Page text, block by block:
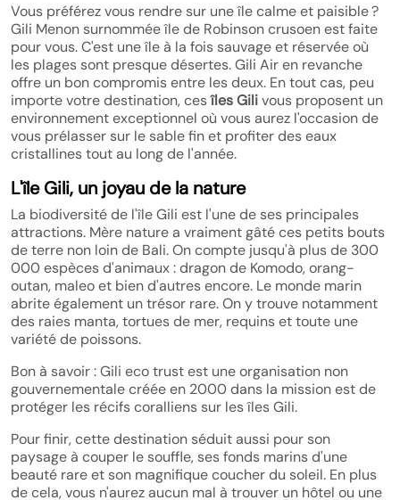
Vous préférez vous rendre sur une île calme et paisible ?
Gili Menon surnommée île de Robinson crusoen est faite
pour vous. C'est une île à la fois sauvage et réservée où
les plages sont presque désertes. Gili Air en revanche
offre un bon compromis entre les deux. En tout cas, peu
importe votre destination, cesîles Gilivous proposent un
environnement exceptionnel où vous aurez l'occasion de
vous prélasser sur le sable fin et profiter des eaux
cristallines tout au long de l'année.
L'île Gili, un joyau de la nature
La biodiversité de l'île Gili est l'une de ses principales
attractions. Mère nature a vraiment gâté ces petits bouts
de terre non loin de Bali. On compte jusqu'à plus de 300
000 espèces d'animaux : dragon de Komodo, orang-
outan, maleo et bien d'autres encore. Le monde marin
abrite également un trésor rare. On y trouve notamment
des raies manta, tortues de mer, requins et toute une
variété de poissons.
Bon à savoir : Gili eco trust est une organisation non
gouvernementale créée en 2000 dans la mission est de
protéger les récifs coralliens sur les îles Gili.
Pour finir, cette destination séduit aussi pour son
paysage à couper le souffle, ses fonds marins d'une
beauté rare et son magnifique coucher du soleil. En plus
de cela, vous n'aurez aucun mal à trouver un hôtel ou une